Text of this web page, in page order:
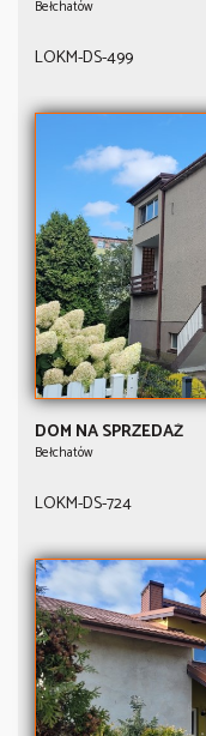
Bełchatów
LOKM-DS-499
DOM NA SPRZEDAŻ
Bełchatów
LOKM-DS-724